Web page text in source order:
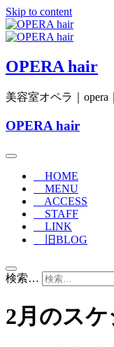
Skip to content
OPERA hair
美容室オペラ｜opera
OPERA hair
HOME
MENU
ACCESS
STAFF
LINK
旧BLOG
検索…
2月のスケ